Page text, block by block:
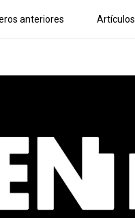
anteriores Artículos